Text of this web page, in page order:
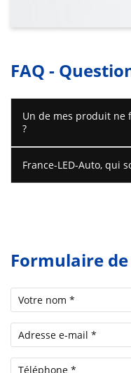
FAQ -
Un de mes produit ne
?
France-LED-Auto, qui
Formulaire